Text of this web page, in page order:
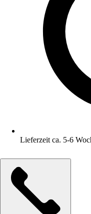
Lieferzeit ca. 5-6